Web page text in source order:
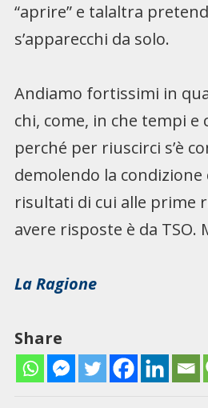
“aprire” e talaltra
s’apparecchi da solo.
Andiamo fortissimi in
chi, come, in che tempi e
perché per riuscirci s’è
demolendo la
risultati di cui alle prime
avere risposte è da TSO.
La Ragione
Share